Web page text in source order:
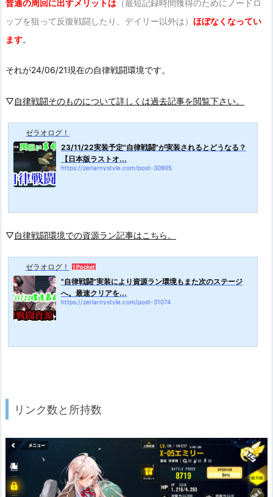
普通の周回に出すメリットは （最短記録時間獲得のためにノードロ
ップを狙って反復戦闘したり、デイリー以外は） ほぼなくなってい
ます。
それが24/06/21現在の自律戦闘環境です。
▽自律戦闘そのものについて詳しくは過去記事を閲覧下さい。
ゼラオログ！
23/11/22実装予定"自律戦闘"が実装されるとどうなる？
【日本版ラストオ...
https://zerlarnystyle.com/post-30905
▽自律戦闘環境での資源ラン記事はこちら。
ゼラオログ！ 1 Pocket
"自律戦闘"実装により資源ラン環境もまた次のステージ
へ。最速クリアを...
https://zerlarnystyle.com/post-31074
リンク数と所持数